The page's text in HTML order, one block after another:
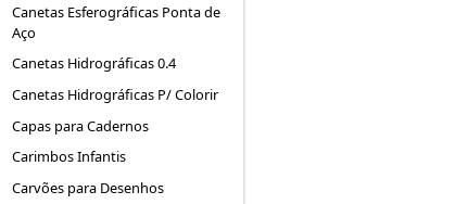
Canetas Esferográficas Ponta de
Aço
Canetas Hidrográficas 0.4
Canetas Hidrográficas P/ Colorir
Capas para Cadernos
Carimbos Infantis
Carvões para Desenhos